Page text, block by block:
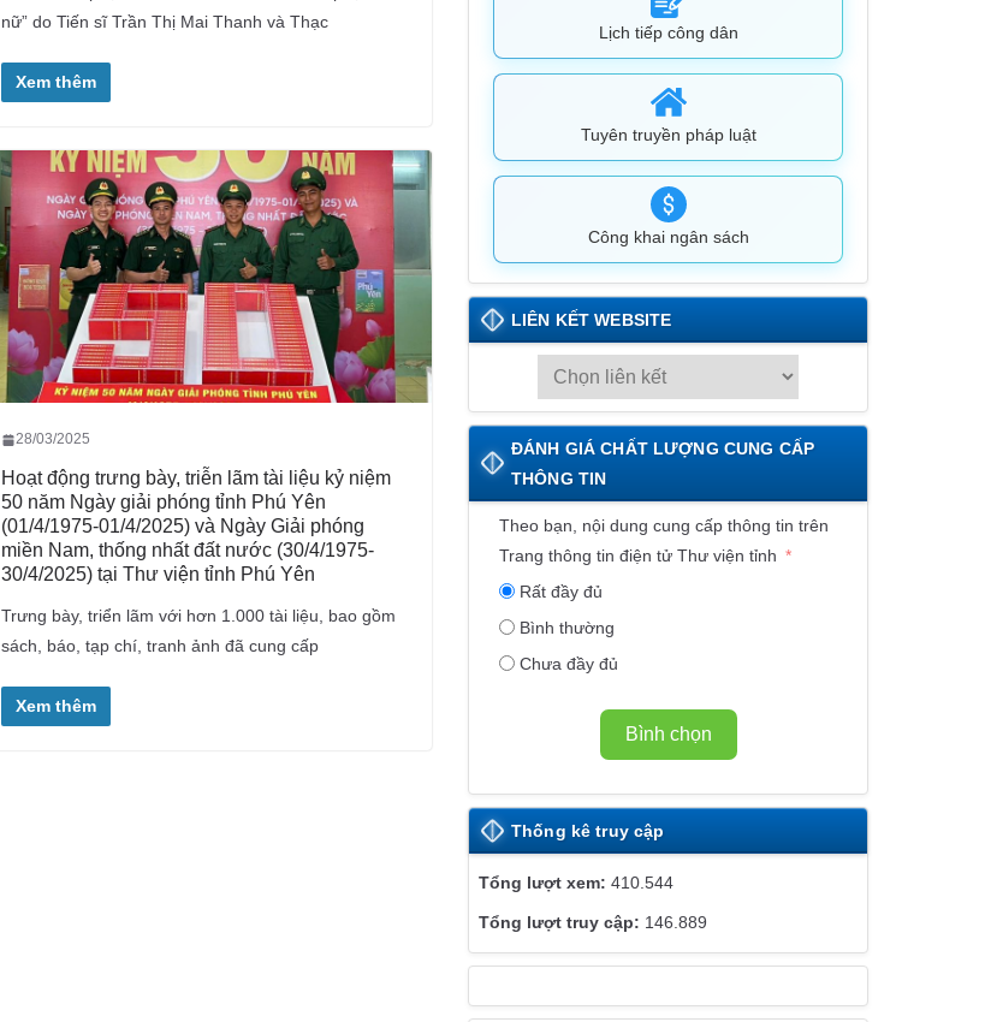
nữ” do Tiến sĩ Trần Thị Mai Thanh và Thạc
Xem thêm
28/03/2025
Hoạt động trưng bày, triễn lãm tài liệu kỷ niệm
50 năm Ngày giải phóng tỉnh Phú Yên
(01/4/1975-01/4/2025) và Ngày Giải phóng
miền Nam, thống nhất đất nước (30/4/1975-
30/4/2025) tại Thư viện tỉnh Phú Yên
Trưng bày, triển lãm với hơn 1.000 tài liệu, bao gồm
sách, báo, tạp chí, tranh ảnh đã cung cấp
Xem thêm
Lịch tiếp công dân
Tuyên truyền pháp luật
Công khai ngân sách
LIÊN KẾT WEBSITE
I
Ê
N
K
Ế
B
S
ĐÁNH GIÁ CHẤT LƯỢNG CUNG CẤP
THÔNG TIN
Theo bạn, nội dung cung cấp thông tin trên
Trang thông tin điện tử Thư viện tỉnh
Rất đầy đủ
Bình thường
Chưa đầy đủ
Bình chọn
Thống kê truy cập
410.544
146.889